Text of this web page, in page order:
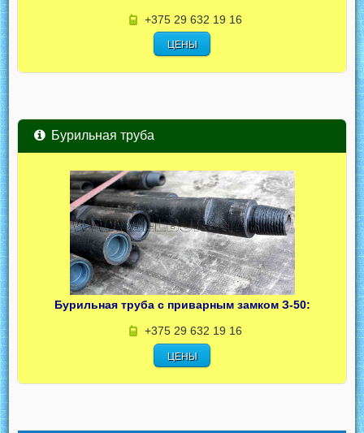
+375 29 632 19 16
ЦЕНЫ
Бурильная труба
Бурильная труба с приварным замком З-50:
+375 29 632 19 16
ЦЕНЫ